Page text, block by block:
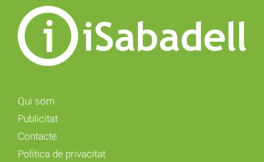
Qui som
Publicitat
Contacte
Política de privacitat